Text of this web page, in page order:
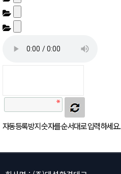
자동등록방지 숫자를 순서대로 입력하세요.